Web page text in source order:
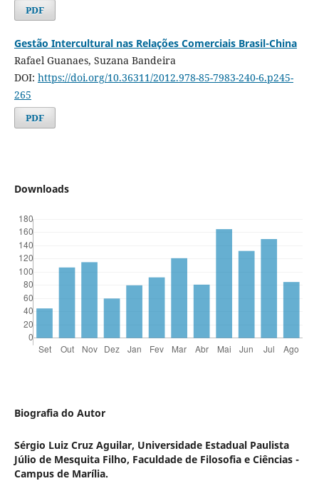
PDF
Gestão Intercultural nas Relações Comerciais Brasil-China
Rafael Guanaes, Suzana Bandeira
DOI: https://doi.org/10.36311/2012.978-85-7983-240-6.p245-
265
PDF
Downloads
Biografia do Autor
Sérgio Luiz Cruz Aguilar, Universidade Estadual Paulista
Júlio de Mesquita Filho, Faculdade de Filosofia e Ciências -
Campus de Marília.